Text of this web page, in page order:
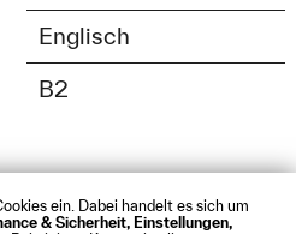
ein. Dabei handelt es sich um
& Sicherheit, Einstellungen,
Englisch
B2